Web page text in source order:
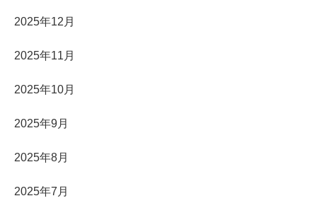
2025年12月
2025年11月
2025年10月
2025年9月
2025年8月
2025年7月